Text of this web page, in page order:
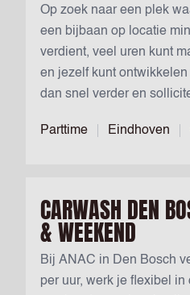
Parttime Eindhoven
Op zoek naar een plek
een bijbaan op locatie
verdient, veel uren kunt
en jezelf kunt
dan snel verder en
CARWASH DEN
& WEEKEND
Bij ANAC in Den Bosch
per uur, werk je flexibel in